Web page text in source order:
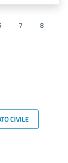
7
8
CIVILE